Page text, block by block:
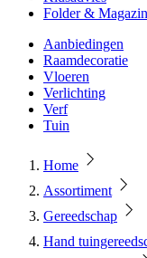
Folder &
Aanbiedingen
Raamdecoratie
Vloeren
Verlichting
Verf
Tuin
Home
Assortiment
Gereedschap
Hand